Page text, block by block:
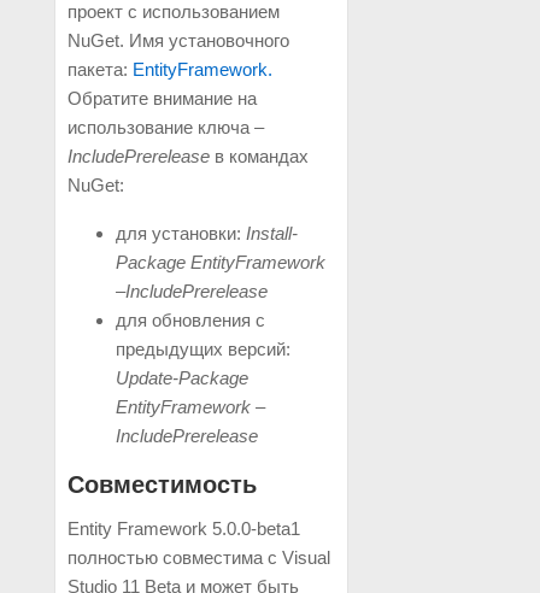
проект с использованием
NuGet. Имя установочного
пакета: EntityFramework.
Обратите внимание на
использование ключа –
IncludePrereleaseв командах
NuGet:
для установки: Install-
Package EntityFramework
–IncludePrerelease
для обновления с
предыдущих версий:
Update-Package
EntityFramework –
IncludePrerelease
Совместимость
Entity Framework 5.0.0-beta1
полностью совместима с Visual
Studio 11 Beta и может быть